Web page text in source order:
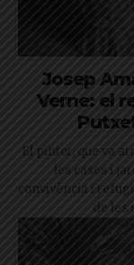
Josep
Verne: el
El pintor, que va
les cases i
convivència i
de les